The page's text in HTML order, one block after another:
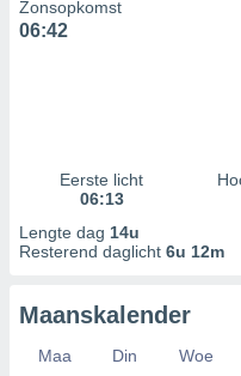
Zonsopkomst
06:42
Eerste licht
06:13
Lengte dag 14u
Resterend daglicht 6u 12m
Maanskalender
Maa Din Woe